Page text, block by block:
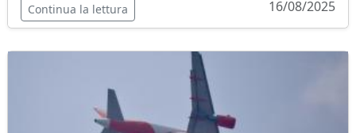
Continua la lettura 16/08/2025